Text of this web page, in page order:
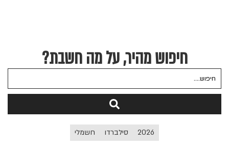
חיפוש מהיר, על מה חשבת?
2026 סילברדו חשמלי